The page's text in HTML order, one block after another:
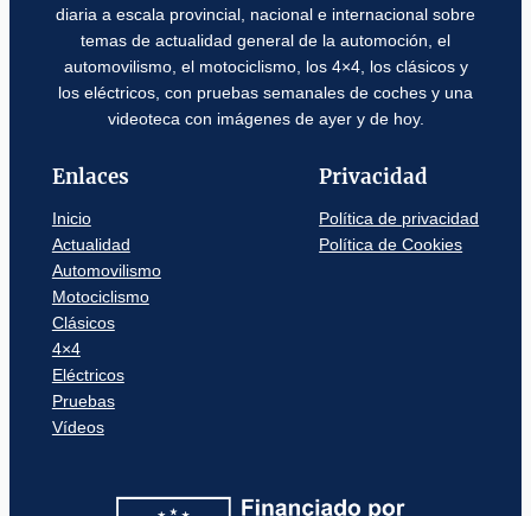
diaria a escala provincial, nacional e internacional sobre
temas de actualidad general de la automoción, el
automovilismo, el motociclismo, los 4×4, los clásicos y
los eléctricos, con pruebas semanales de coches y una
videoteca con imágenes de ayer y de hoy.
Enlaces
Inicio
Actualidad
Automovilismo
Motociclismo
Clásicos
4×4
Eléctricos
Pruebas
Vídeos
Privacidad
Política de privacidad
Política de Cookies